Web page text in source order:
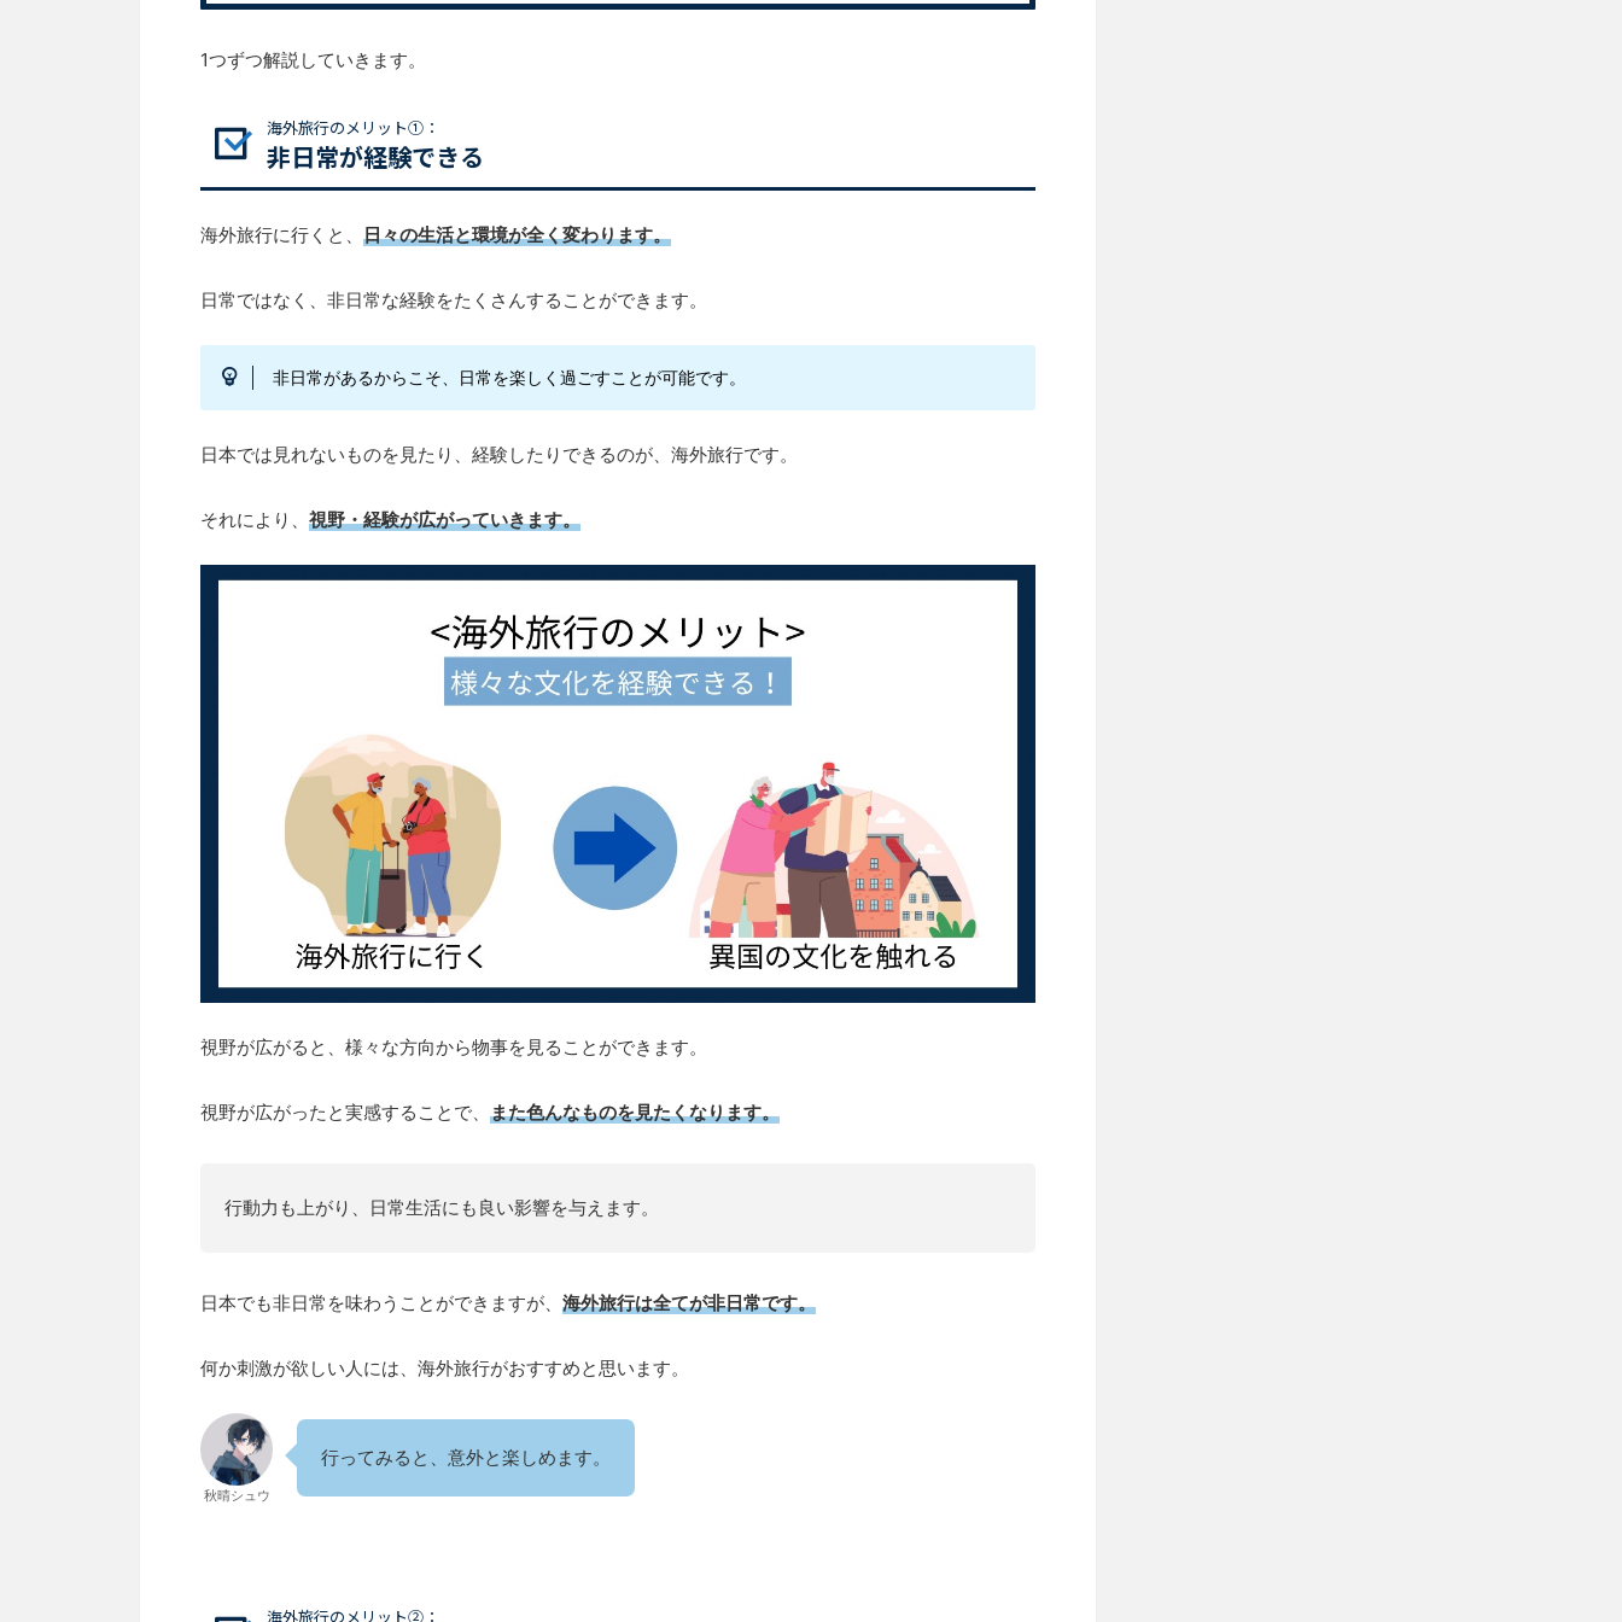
1つずつ解説していきます。
海外旅行のメリット①：
非日常が経験できる
海外旅行に行くと、 日々の生活と環境が全く変わります。
日常ではなく、非日常な経験をたくさんすることができます。
非日常があるからこそ、日常を楽しく過ごすことが可能です。
日本では見れないものを見たり、経験したりできるのが、海外旅行です。
それにより、 視野・経験が広がっていきます。
視野が広がると、様々な方向から物事を見ることができます。
視野が広がったと実感することで、 また色んなものを見たくなります。
行動力も上がり、日常生活にも良い影響を与えます。
日本でも非日常を味わうことができますが、 海外旅行は全てが非日常です。
何か刺激が欲しい人には、海外旅行がおすすめと思います。
秋晴シュウ
行ってみると、意外と楽しめます。
海外旅行のメリット②：